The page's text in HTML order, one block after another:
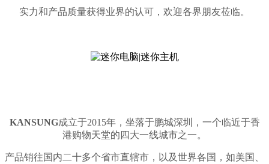
实力和产品质量获得业界的认可，欢迎各界朋友莅临。
KANSUNG成立于2015年，坐落于鹏城深圳，一个临近于香
港购物天堂的四大一线城市之一。
产品销往国内二十多个省市直辖市，以及世界各国，如美国、